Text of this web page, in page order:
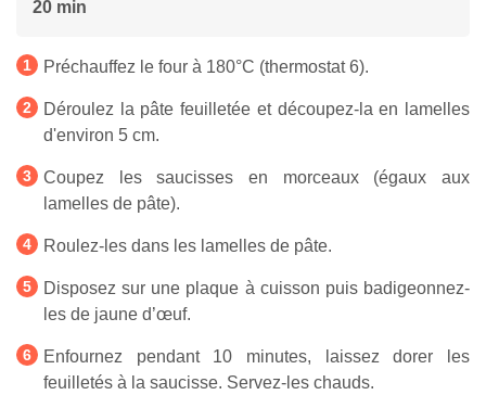
20 min
Préchauffez le four à 180°C (thermostat 6).
Déroulez la pâte feuilletée et découpez-la en lamelles
d'environ 5 cm.
Coupez les saucisses en morceaux (égaux aux
lamelles de pâte).
Roulez-les dans les lamelles de pâte.
Disposez sur une plaque à cuisson puis badigeonnez-
les de jaune d’œuf.
Enfournez pendant 10 minutes, laissez dorer les
feuilletés à la saucisse. Servez-les chauds.